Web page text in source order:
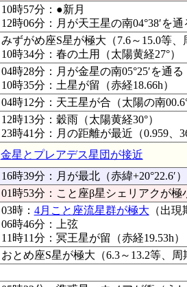
10時57分：●新月
12時06分：月が天王星の南04°38′を通
みずがめ座S星が極大（7.6～15.0等、
10時34分：春の土用（太陽黄経27°）
04時28分：月が金星の南05°25′を通る
10時35分：土星が留（赤経18.66h）
04時12分：天王星が合（太陽の南
12時13分：穀雨（太陽黄経30°）
23時41分：月の距離が最近（0.959、
金星とプレアデス星団が接近
16時39分：月が最北（赤緯+20°22.6′）
01時53分：こと座β星シェリアクが極
03時： 4月こと座流星群が極大 （出
06時46分：上弦
11時11分：冥王星が留（赤経19.53h）
おとめ座S星が極大（6.3～13.2等、周